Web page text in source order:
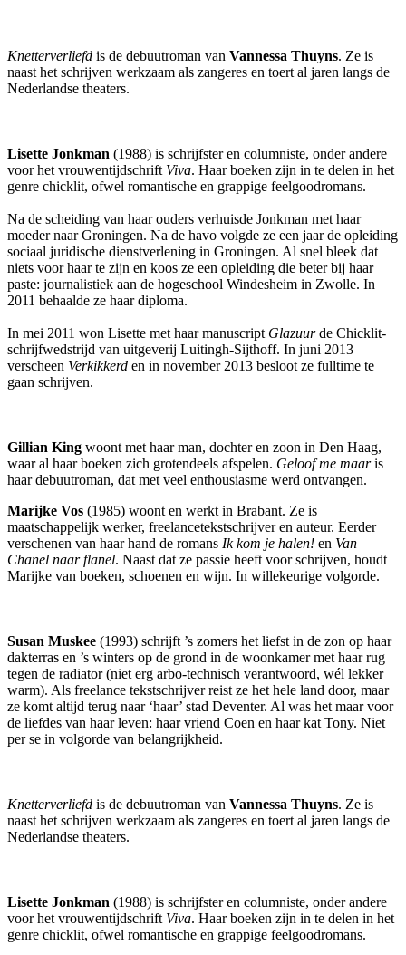
Knetterverliefd is de debuutroman van Vannessa Thuyns. Ze is
naast het schrijven werkzaam als zangeres en toert al jaren langs de
Nederlandse theaters.
Lisette Jonkman (1988) is schrijfster en columniste, onder andere
voor het vrouwentijdschrift Viva. Haar boeken zijn in te delen in het
genre chicklit, ofwel romantische en grappige feelgoodromans.
Na de scheiding van haar ouders verhuisde Jonkman met haar
moeder naar Groningen. Na de havo volgde ze een jaar de opleiding
sociaal juridische dienstverlening in Groningen. Al snel bleek dat
niets voor haar te zijn en koos ze een opleiding die beter bij haar
paste: journalistiek aan de hogeschool Windesheim in Zwolle. In
2011 behaalde ze haar diploma.
In mei 2011 won Lisette met haar manuscript Glazuurde Chicklit-
schrijfwedstrijd van uitgeverij Luitingh-Sijthoff. In juni 2013
verscheen Verkikkerd en in november 2013 besloot ze fulltime te
gaan schrijven.
Gillian King woont met haar man, dochter en zoon in Den Haag,
waar al haar boeken zich grotendeels afspelen. Geloof me maaris
haar debuutroman, dat met veel enthousiasme werd ontvangen.
Marijke Vos (1985) woont en werkt in Brabant. Ze is
maatschappelijk werker, freelancetekstschrijver en auteur. Eerder
verschenen van haar hand de romans Ik kom je halen! en Van
Chanel naar flanel. Naast dat ze passie heeft voor schrijven, houdt
Marijke van boeken, schoenen en wijn. In willekeurige volgorde.
Susan Muskee (1993) schrijft ’s zomers het liefst in de zon op haar
dakterras en ’s winters op de grond in de woonkamer met haar rug
tegen de radiator (niet erg arbo-technisch verantwoord, wél lekker
warm). Als freelance tekstschrijver reist ze het hele land door, maar
ze komt altijd terug naar ‘haar’ stad Deventer. Al was het maar voor
de liefdes van haar leven: haar vriend Coen en haar kat Tony. Niet
per se in volgorde van belangrijkheid.
Knetterverliefd is de debuutroman van Vannessa Thuyns. Ze is
naast het schrijven werkzaam als zangeres en toert al jaren langs de
Nederlandse theaters.
Lisette Jonkman (1988) is schrijfster en columniste, onder andere
voor het vrouwentijdschrift Viva. Haar boeken zijn in te delen in het
genre chicklit, ofwel romantische en grappige feelgoodromans.